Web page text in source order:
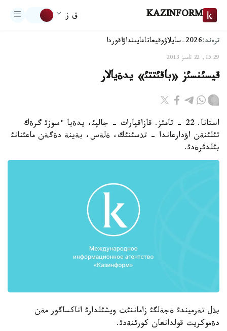
KAZINFORM ق ز
ترەند:2026-سايلاۋ وقيعاتاعايىنداۋاقوردا
15:29, 22 تامىز 2013
قيسئنسئز «باقئتتئ» يدةيالار
استانا. 22 - تامئز. قازاقپارات - جالپئ، يدةيا ءسوزئ گرةك
تئلئنةن اؤدارعاندا - تذسئنئك، ةلةس، بةينة دةگةن ماعئنانئ
بئلدئرةدئ.
بذل تةرميندئ ةجةلگئ زاماننئث ويشئلدارئ اناكساگور مةن
دةموكريت قولدانعان كورئنةدئ.